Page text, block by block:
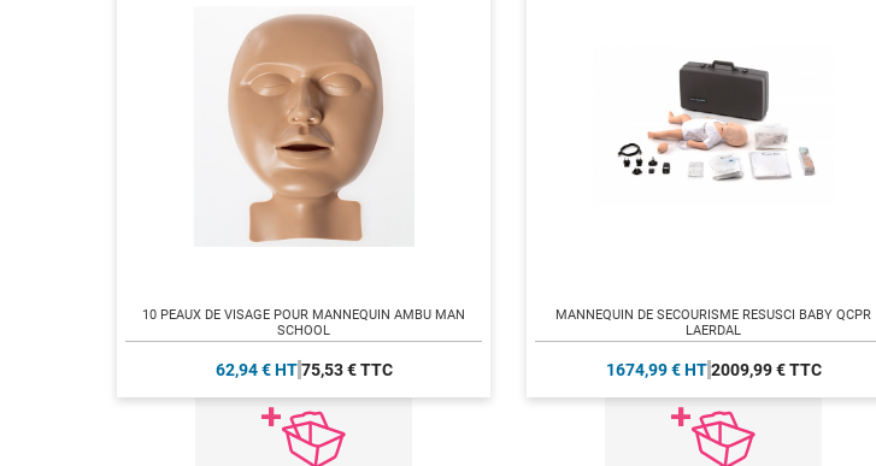
10 PEAUX DE VISAGE POUR MANNEQUIN AMBU MAN
SCHOOL
62,94 € HT 75,53 € TTC
MANNEQUIN DE SECOURISME RESUSCI BABY QCPR
LAERDAL
1674,99 € HT 2009,99 € TTC